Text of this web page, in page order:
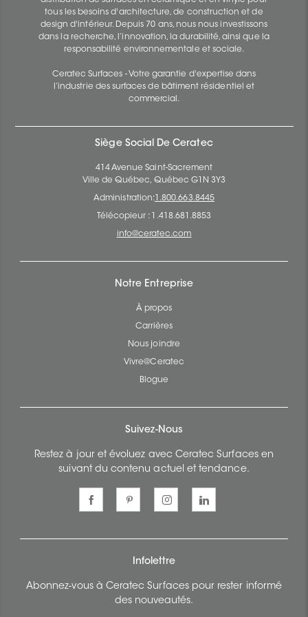
tous les besoins d'architecture, de construction et de
design d'intérieur. Depuis 70 ans, nous nous investissons
dans la recherche, l’innovation, la durabilité, ainsi que la
responsabilité environnementale et sociale.
Ceratec Surfaces - Votre garantie d'expertise dans
l’industrie des surfaces de bâtiment résidentiel et
commercial.
Siège Social De Ceratec
414 Avenue Saint-Sacrement
Ville de Québec, Québec G1N 3Y3
Administration: 1.800.663.8445
Télécopieur : 1.418.681.8853
info@ceratec.com
Notre Entreprise
À propos
Carrières
Nous joindre
Vivre@Ceratec
Blogue
Suivez-Nous
Restez à jour et évoluez avec Ceratec Surfaces en
suivant du contenu actuel et tendance.
Infolettre
Abonnez-vous à Ceratec Surfaces pour rester informé
des nouveautés.